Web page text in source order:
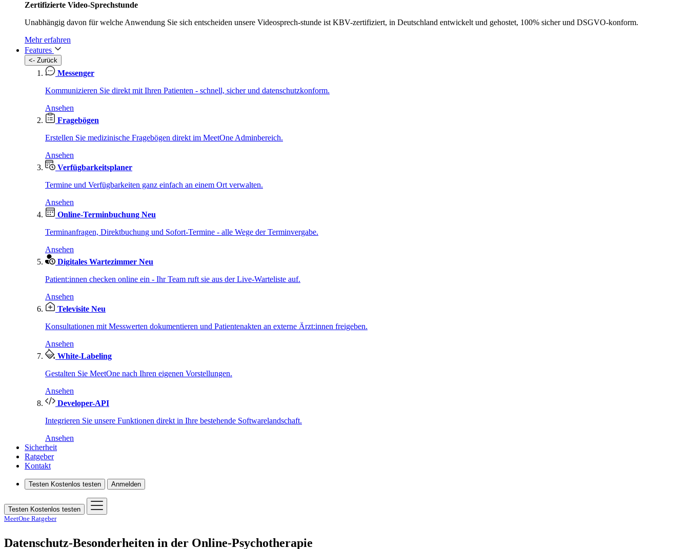
Zertifizierte Video-Sprechstunde
Unabhängig davon für welche Anwendung Sie sich entscheiden unsere Videosprech-stunde ist KBV-zertifiziert, in Deutschland entwickelt und gehostet, 100% sicher und DSGVO-konform.
Mehr erfahren
Features
<- Zurück
Messenger
Kommunizieren Sie direkt mit Ihren Patienten - schnell, sicher und datenschutzkonform.
Ansehen
Fragebögen
Erstellen Sie medizinische Fragebögen direkt im MeetOne Adminbereich.
Ansehen
Verfügbarkeitsplaner
Termine und Verfügbarkeiten ganz einfach an einem Ort verwalten.
Ansehen
Online-Terminbuchung Neu
Terminanfragen, Direktbuchung und Sofort-Termine - alle Wege der Terminvergabe.
Ansehen
Digitales Wartezimmer Neu
Patient:innen checken online ein - Ihr Team ruft sie aus der Live-Warteliste auf.
Ansehen
Televisite Neu
Konsultationen mit Messwerten dokumentieren und Patientenakten an externe Ärzt:innen freigeben.
Ansehen
White-Labeling
Gestalten Sie MeetOne nach Ihren eigenen Vorstellungen.
Ansehen
Developer-API
Integrieren Sie unsere Funktionen direkt in Ihre bestehende Softwarelandschaft.
Ansehen
Sicherheit
Ratgeber
Kontakt
Testen Kostenlos testen Anmelden
Testen Kostenlos testen
MeetOne Ratgeber
Datenschutz-Besonderheiten in der Online-Psychotherapie